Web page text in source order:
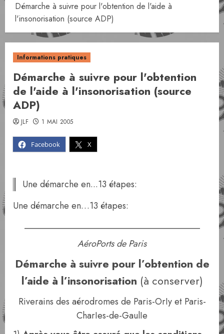
Démarche à suivre pour l'obtention de l'aide à
l'insonorisation (source ADP)
Informations pratiques
Démarche à suivre pour l'obtention
de l'aide à l'insonorisation (source
ADP)
Facebook X
JLF 1 MAI 2005
Une démarche en...13 étapes:
Une démarche en…13 étapes:
AéroPorts de Paris
Démarche à suivre pour l’obtention de
l’aide à l’insonorisation (à conserver)
Riverains des aérodromes de Paris-OrIy et Paris-
CharIes-de-GaulIe